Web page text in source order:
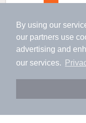
By using our
our partners use
advertising and
our services.
アプリに切り
会員登録なしで